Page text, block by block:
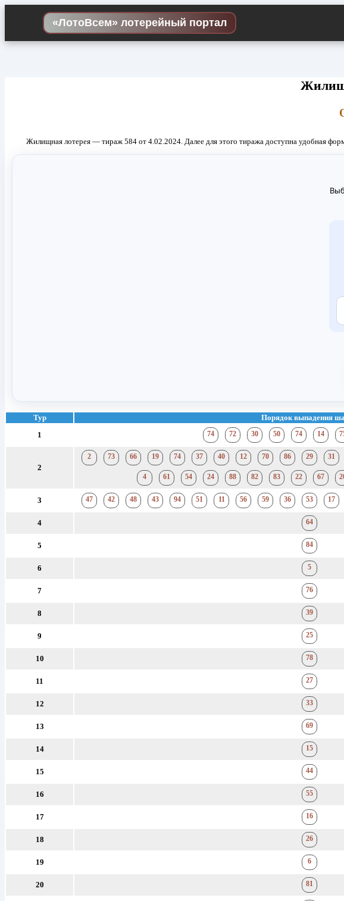
«ЛотоВсем» лотерейный портал
Жилищная лотерея — тираж 584 от 4.02.2024. Далее для этого тиража доступна удобная
Тур Порядок выпадения
1 74 72 30 50 74 14
2
2 73 66 19 74 37 40 12 70 86 29 31
4 61 54 24 88 82 83 22 67
3 47 42 48 43 94 51 11 56 59 36 53 17
4 64
5 84
6 5
7 76
8 39
9 25
10 78
11 27
12 33
13 69
14 15
15 44
16 55
17 16
18 26
19 6
20 81